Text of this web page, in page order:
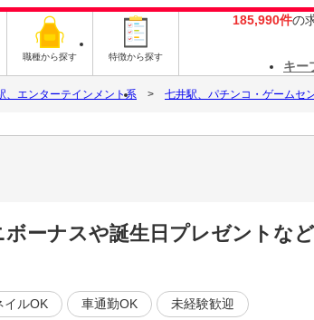
職種から探す 特徴から探す
185,990件の
キー
、エンターテインメント系 七井駅、パチンコ・ゲームセ
ボーナスや誕生日プレゼント
イルOK 車通勤OK 未経験歓迎